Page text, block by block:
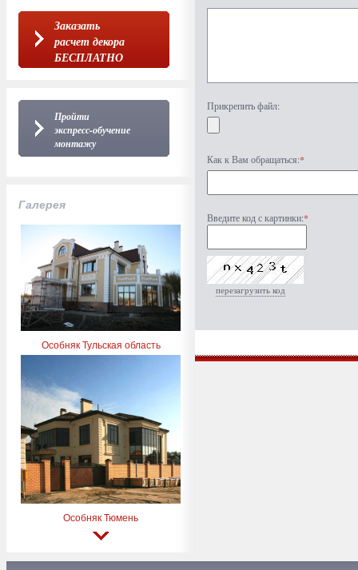
Заказать
расчет декора
БЕСПЛАТНО
Пройти
экспресс-обучение
монтажу
Галерея
Особняк Тульская область
Особняк Тюмень
Прикрепить файл:
Как к Вам обращаться:*
Введите код с картинки:*
перезагрузить код